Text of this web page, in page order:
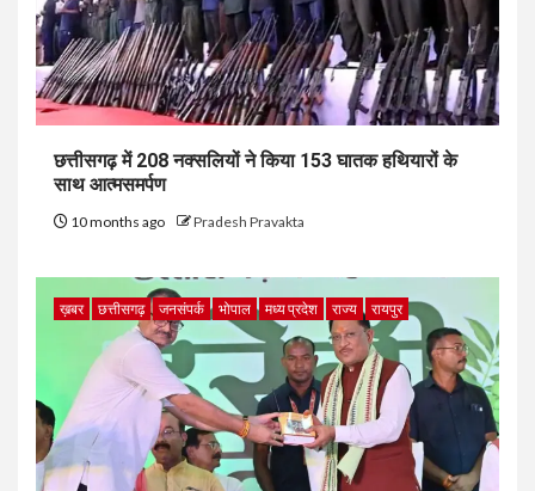
छत्तीसगढ़ में 208 नक्सलियों ने किया 153 घातक हथियारों के
साथ आत्मसमर्पण
10 months ago Pradesh Pravakta
ख़बर छत्तीसगढ़ जनसंपर्क भोपाल मध्य प्रदेश राज्य रायपुर